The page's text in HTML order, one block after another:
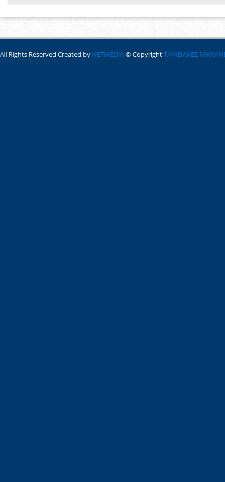
All Rights Reserved Created by NETMEDIA© CopyrightΤΑΜΕΙΑΚΕΣ